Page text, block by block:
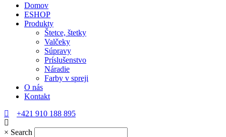
Domov
ESHOP
Produkty
Štetce, štetky
Valčeky
Súpravy
Príslušenstvo
Náradie
Farby v spreji
O nás
Kontakt
+421 910 188 895
× Search